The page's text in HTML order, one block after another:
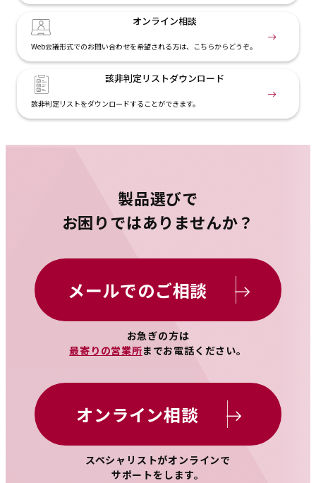
オンライン相談
Web会議形式でのお問い合わせを希望される方は、こちらからどうぞ。
該非判定リストダウンロード
該非判定リストをダウンロードすることができます。
製品選びで
お困りではありませんか？
メールでのご相談
お急ぎの方は
最寄りの営業所までお電話ください。
オンライン相談
スペシャリストがオンラインで
サポートをします。